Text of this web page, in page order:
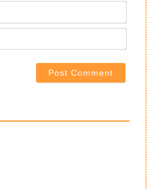
Name*
Email*